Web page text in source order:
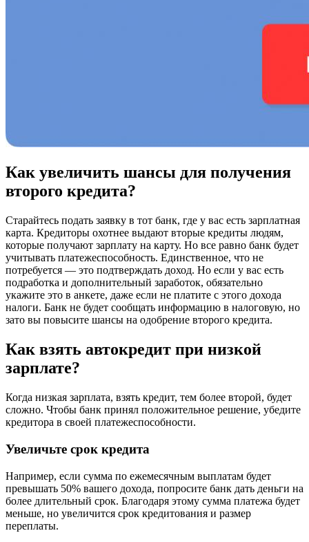
Как увеличить шансы для получения
второго кредита?
Старайтесь подать заявку в тот банк, где у вас есть зарплатная
карта. Кредиторы охотнее выдают вторые кредиты людям,
которые получают зарплату на карту. Но все равно банк будет
учитывать платежеспособность. Единственное, что не
потребуется — это подтверждать доход. Но если у вас есть
подработка и дополнительный заработок, обязательно
укажите это в анкете, даже если не платите с этого дохода
налоги. Банк не будет сообщать информацию в налоговую, но
зато вы повысите шансы на одобрение второго кредита.
Как взять автокредит при низкой
зарплате?
Когда низкая зарплата, взять кредит, тем более второй, будет
сложно. Чтобы банк принял положительное решение, убедите
кредитора в своей платежеспособности.
Увеличьте срок кредита
Например, если сумма по ежемесячным выплатам будет
превышать 50% вашего дохода, попросите банк дать деньги на
более длительный срок. Благодаря этому сумма платежа будет
меньше, но увеличится срок кредитования и размер
переплаты.